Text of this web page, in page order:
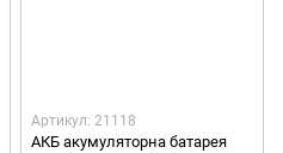
Артикул: 21118
АКБ акумуляторна батарея